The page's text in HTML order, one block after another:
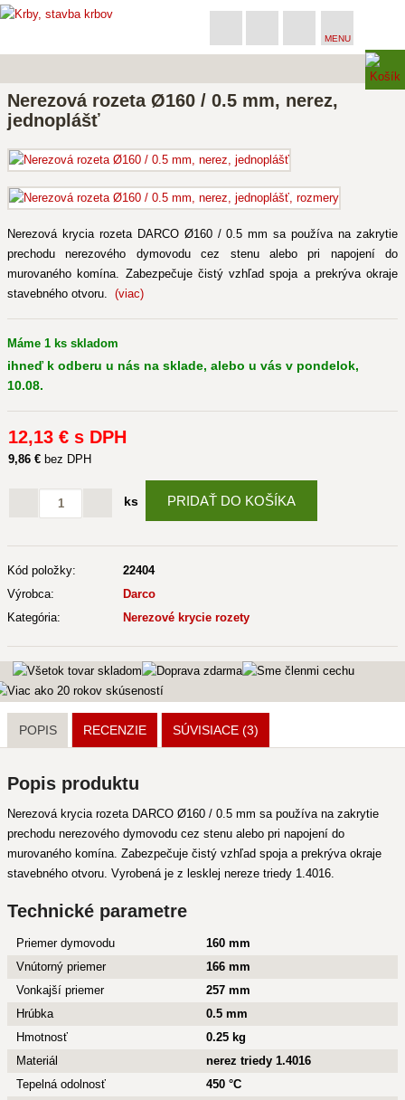
MENU
Nerezová rozeta Ø160 / 0.5 mm, nerez,
jednoplášť
Nerezová krycia rozeta DARCO Ø160 / 0.5 mm sa používa na zakrytie
prechodu nerezového dymovodu cez stenu alebo pri napojení do
murovaného komína. Zabezpečuje čistý vzhľad spoja a prekrýva okraje
stavebného otvoru. (viac)
Máme 1 ks skladom
ihneď k odberu u nás na sklade, alebo u vás v pondelok,
10.08.
12,13 € s DPH
9,86 € bez DPH
ks PRIDAŤ DO KOŠÍKA
Kód položky:
22404
Výrobca:
Darco
Kategória:
Nerezové krycie rozety
POPIS RECENZIE SÚVISIACE (3)
Popis produktu
Nerezová krycia rozeta DARCO Ø160 / 0.5 mm sa používa na zakrytie
prechodu nerezového dymovodu cez stenu alebo pri napojení do
murovaného komína. Zabezpečuje čistý vzhľad spoja a prekrýva okraje
stavebného otvoru. Vyrobená je z lesklej nereze triedy 1.4016.
Technické parametre
Priemer dymovodu
160 mm
Vnútorný priemer
166 mm
Vonkajší priemer
257 mm
Hrúbka
0.5 mm
Hmotnosť
0.25 kg
Materiál
nerez triedy 1.4016
Tepelná odolnosť
450 °C